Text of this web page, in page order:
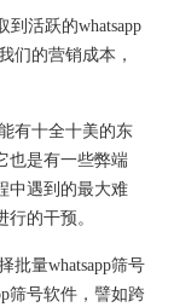
活跃的whatsapp
们的营销成本，
有十全十美的东
也是有一些弊端
中遇到的最大难
行的干预。
量whatsapp筛号
筛号软件，譬如跨